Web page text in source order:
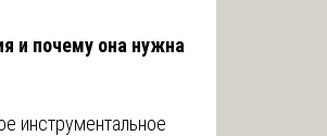
и почему она нужна
инструментальное